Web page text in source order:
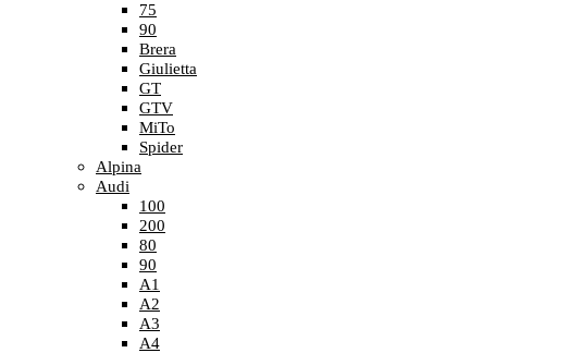
75
90
Brera
Giulietta
GT
GTV
MiTo
Spider
Alpina
Audi
100
200
80
90
A1
A2
A3
A4